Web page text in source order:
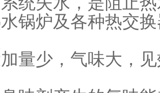
锅炉及各种热交
量少，气味大，